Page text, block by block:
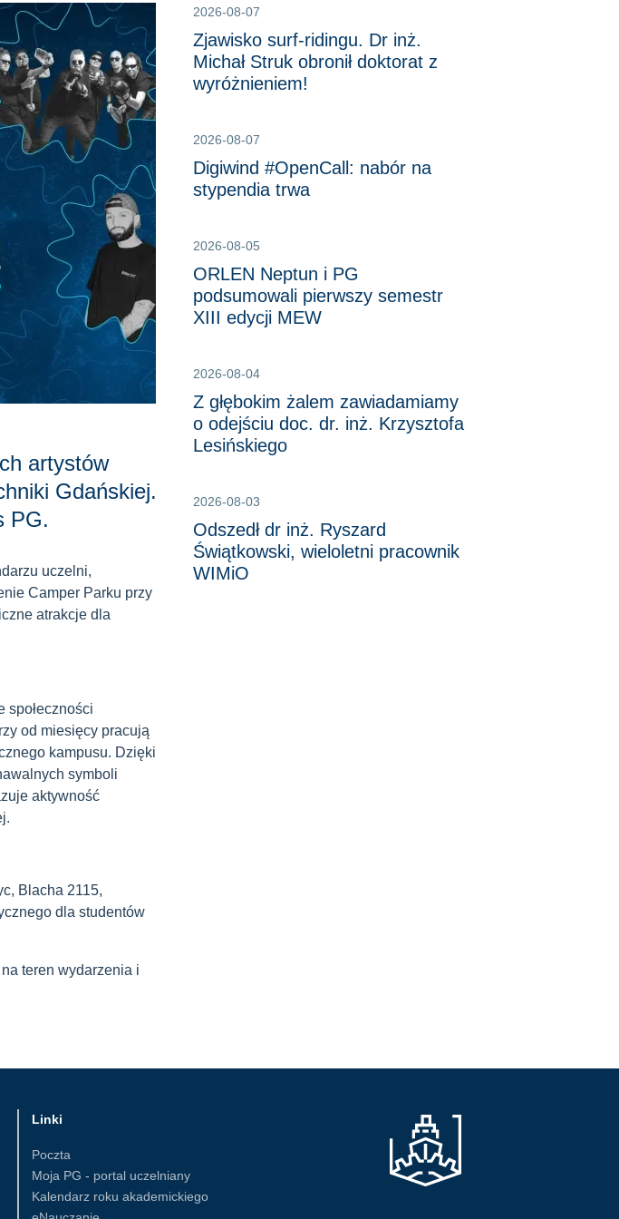
artystów
Gdańskiej.
PG.
uczelni,
Camper Parku przy
atrakcje dla
społeczności
od miesięcy pracują
kampusu. Dzięki
symboli
aktywność
Blacha 2115,
dla studentów
teren wydarzenia i
2026-08-07
Zjawisko surf-ridingu. Dr inż.
Michał Struk obronił doktorat z
wyróżnieniem!
2026-08-07
Digiwind #OpenCall: nabór na
stypendia trwa
2026-08-05
ORLEN Neptun i PG
podsumowali pierwszy semestr
XIII edycji MEW
2026-08-04
Z głębokim żalem zawiadamiamy
o odejściu doc. dr. inż. Krzysztofa
Lesińskiego
2026-08-03
Odszedł dr inż. Ryszard
Świątkowski, wieloletni pracownik
WIMiO
Linki
Poczta
Moja PG - portal uczelniany
Kalendarz roku akademickiego